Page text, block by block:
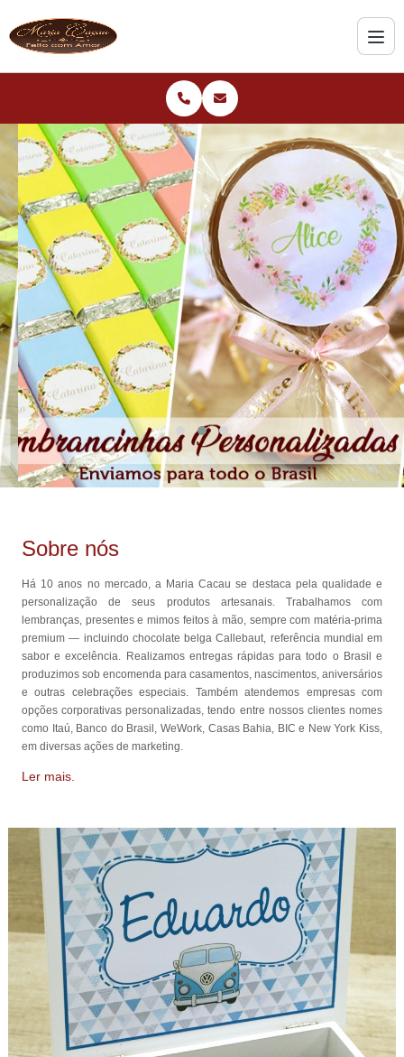
Sobre nós
Há 10 anos no mercado, a Maria Cacau se destaca pela qualidade e
personalização de seus produtos artesanais. Trabalhamos com
lembranças, presentes e mimos feitos à mão, sempre com matéria-prima
premium — incluindo chocolate belga Callebaut, referência mundial em
sabor e excelência. Realizamos entregas rápidas para todo o Brasil e
produzimos sob encomenda para casamentos, nascimentos, aniversários
e outras celebrações especiais. Também atendemos empresas com
opções corporativas personalizadas, tendo entre nossos clientes nomes
como Itaú, Banco do Brasil, WeWork, Casas Bahia, BIC e New York Kiss,
em diversas ações de marketing.
Ler mais.